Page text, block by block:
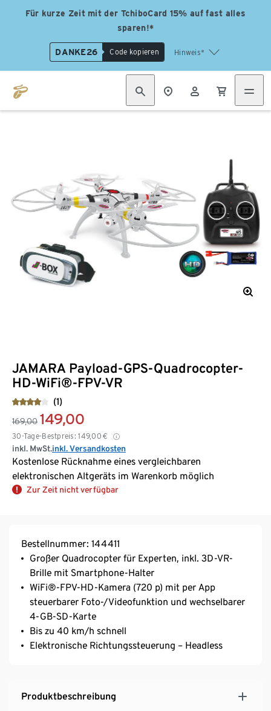
Für kurze Zeit mit der TchiboCard 15% auf fast alles
sparen!*
DANKE26 Code kopieren Hinweis*
JAMARA Payload-GPS-Quadrocopter-
HD-WiFi®-FPV-VR
(1)
169,00 149,00
30-Tage-Bestpreis: 149,00 €
inkl. MwSt.inkl. Versandkosten
Kostenlose Rücknahme eines vergleichbaren
elektronischen Altgeräts im Warenkorb möglich
Zur Zeit nicht verfügbar
Bestellnummer: 144411
Großer Quadrocopter für Experten, inkl. 3D-VR-
Brille mit Smartphone-Halter
WiFi®-FPV-HD-Kamera (720 p) mit per App
steuerbarer Foto-/Videofunktion und wechselbarer
4-GB-SD-Karte
Bis zu 40 km/h schnell
Elektronische Richtungssteuerung – Headless
Produktbeschreibung